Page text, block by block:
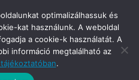
15:25optimalizálhassuk és
kat használunk. A weboldal
a cookie-k használatát. A
információ megtalálható az
.